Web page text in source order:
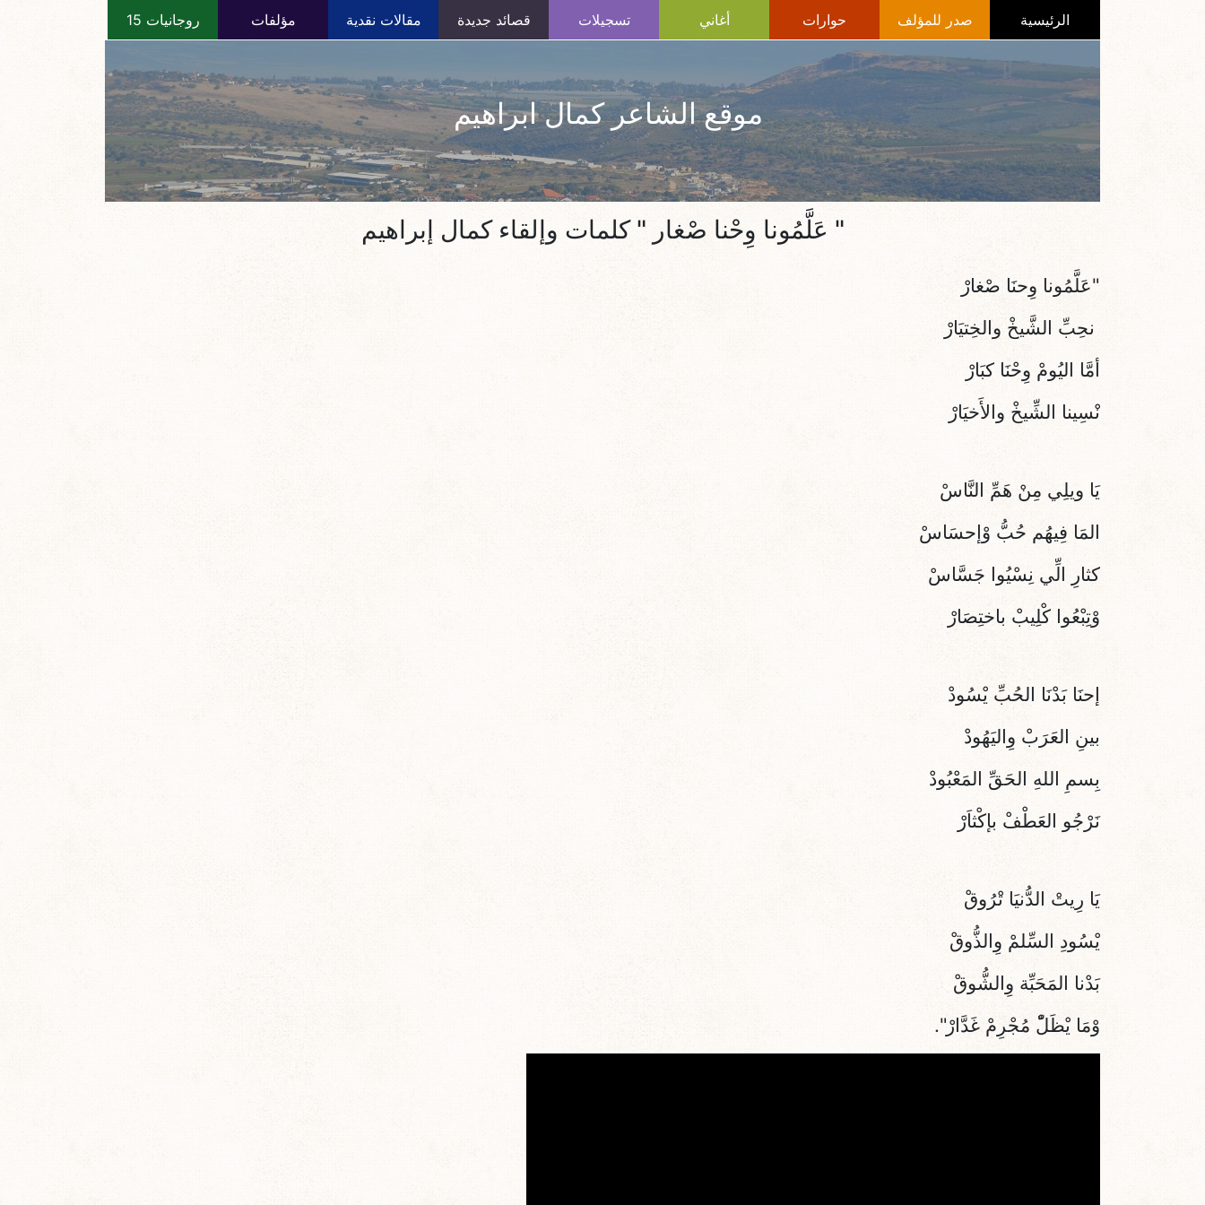
الرئيسية صدر للمؤلف حوارات أغاني تسجيلات قصائد جديدة مقالات نقدية مؤلفات روجانيات 15
موقع الشاعر كمال ابراهيم
" عَلَّمُونا وِحْنا صْغار " كلمات وإلقاء كمال إبراهيم
"عَلَّمُونا وِحنَا صْغارْ
نحِبِّ الشَّيخْ والخِتيَارْ
أمَّا اليُومْ وِحْنَا كبَارْ
نْسِينا الشِّيخْ والأَخيَارْ
يَا ويلِي مِنْ هَمِّ النَّاسْ
المَا فِيهُم حُبُّ وْإحسَاسْ
كثارِ الِّي نِسْيُوا جَسَّاسْ
وْتِبْعُوا كْلِيبْ باختِصَارْ
إحنَا بَدْنَا الحُبِّ يْسُودْ
بينِ العَرَبْ وِاليَهُود
بِسمِ اللهِ الحَقِّ المَعْبُودْ
نَرْجُو العَطْفْ بإكْثاَرْ
يَا رِيتْ الدُّنيَا تْرُوقْ
يْسُودِ السِّلمْ وِالذُّوقْ
بَدْنا المَحَبِّة وِالشُّوقْ
وْمَا يْظَلّْ مُجْرِمْ غَدَّارْ".